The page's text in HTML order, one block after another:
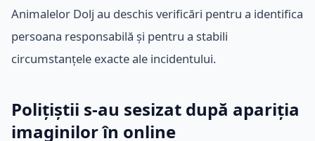
Animalelor Dolj au deschis verificări pentru a identifica
persoana responsabilă și pentru a stabili
circumstanțele exacte ale incidentului.
Polițiștii s-au sesizat după apariția
imaginilor în online